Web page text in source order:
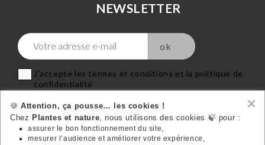
NEWSLETTER
J'accepte les termes et conditions et la politique de
confidentialité
🍪Attention, ça pousse… les cookies !
Chez Plantes et nature, nous utilisons des cookies 🍃 pour :
assurer le bon fonctionnement du site,
mesurer l’audience et améliorer votre expérience,